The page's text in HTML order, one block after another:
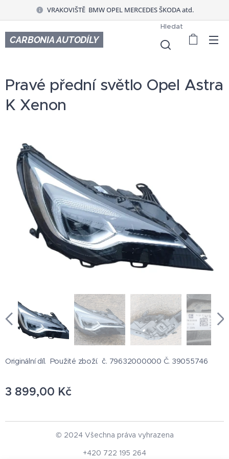
VRAKOVIŠTĚ BMW OPEL MERCEDES ŠKODA atd.
CARBONIA AUTODÍLY
Hledat
Pravé přední světlo Opel Astra
K Xenon
Originální díl. Použité zboží. č. 79632000000 Č. 39055746
3 899,00 Kč
© 2024 Všechna práva vyhrazena
+420 722 195 264